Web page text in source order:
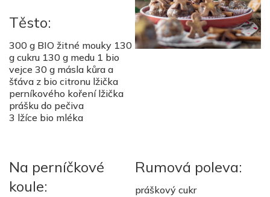
Těsto:
300 g BIO žitné mouky 130
g cukru 130 g medu 1 bio
vejce 30 g másla kůra a
šťáva z bio citronu lžička
perníkového koření lžička
prášku do pečiva
3 lžíce bio mléka
Na perníčkové
koule:
Rumová poleva:
práškový cukr